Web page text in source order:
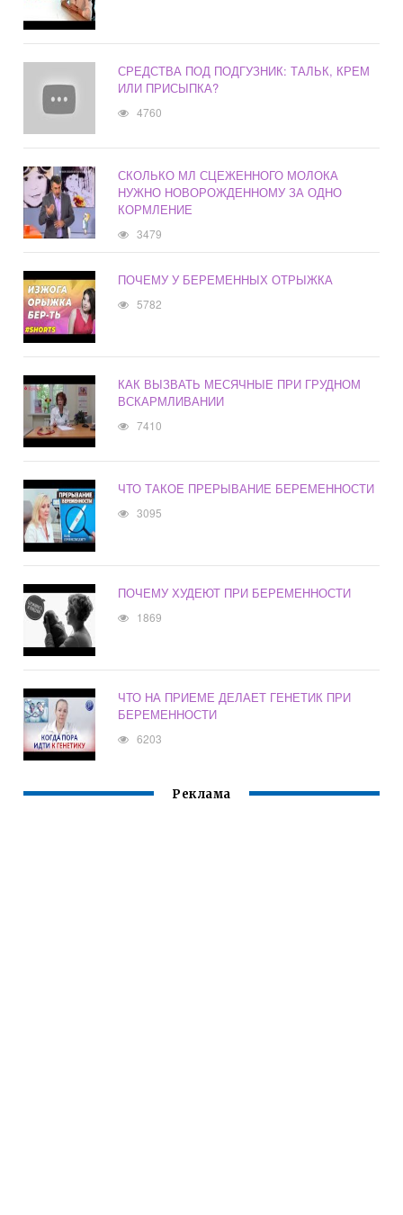
СРЕДСТВА ПОД ПОДГУЗНИК: ТАЛЬК, КРЕМ
ИЛИ ПРИСЫПКА?
4760
СКОЛЬКО МЛ СЦЕЖЕННОГО МОЛОКА
НУЖНО НОВОРОЖДЕННОМУ ЗА ОДНО
КОРМЛЕНИЕ
3479
ПОЧЕМУ У БЕРЕМЕННЫХ ОТРЫЖКА
5782
КАК ВЫЗВАТЬ МЕСЯЧНЫЕ ПРИ ГРУДНОМ
ВСКАРМЛИВАНИИ
7410
ЧТО ТАКОЕ ПРЕРЫВАНИЕ БЕРЕМЕННОСТИ
3095
ПОЧЕМУ ХУДЕЮТ ПРИ БЕРЕМЕННОСТИ
1869
ЧТО НА ПРИЕМЕ ДЕЛАЕТ ГЕНЕТИК ПРИ
БЕРЕМЕННОСТИ
6203
Реклама